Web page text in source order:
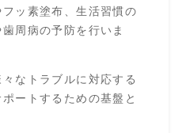
ッ素塗布、生活習慣の
周病の予防を行いま
なトラブルに対応する
ートするための基盤と